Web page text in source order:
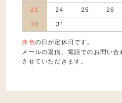
23
24 25 26
30
31
赤色の日が定休日です。
メールの返信、電話でのお問い合
させていただきます。